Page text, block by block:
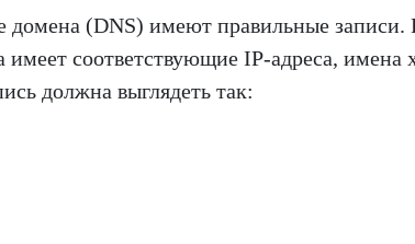
домена (DNS) имеют правильные записи.
имеет соответствующие IP-адреса, имена
должна выглядеть так: